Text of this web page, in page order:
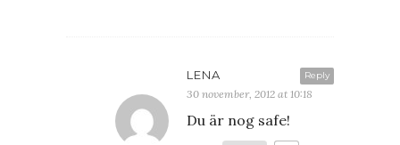
Reply
LENA
30 november, 2012 at 10:18
Du är nog safe!